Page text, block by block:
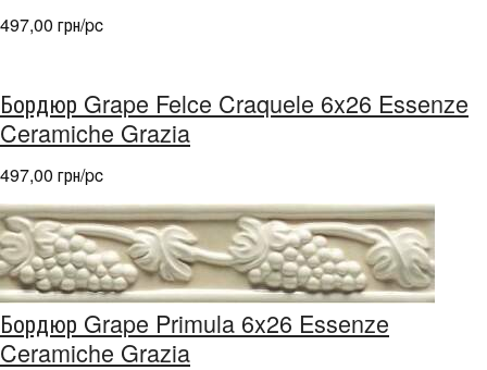
497,00 грн/pc
Бордюр Grape Felce Craquele 6x26 Essenze
Ceramiche Grazia
497,00 грн/pc
Бордюр Grape Primula 6x26 Essenze
Ceramiche Grazia